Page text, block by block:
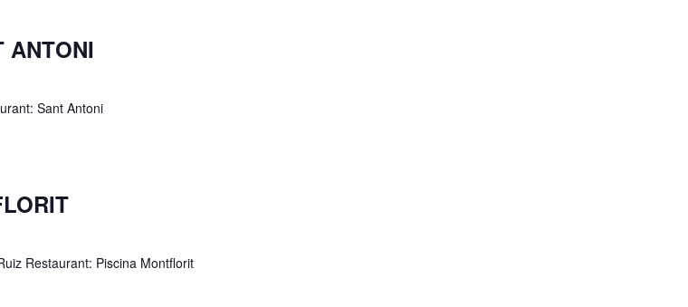
ANTONI
Sant Antoni
Restaurant: Piscina Montflorit